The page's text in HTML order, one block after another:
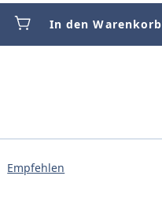
In den Warenkorb
Empfehlen